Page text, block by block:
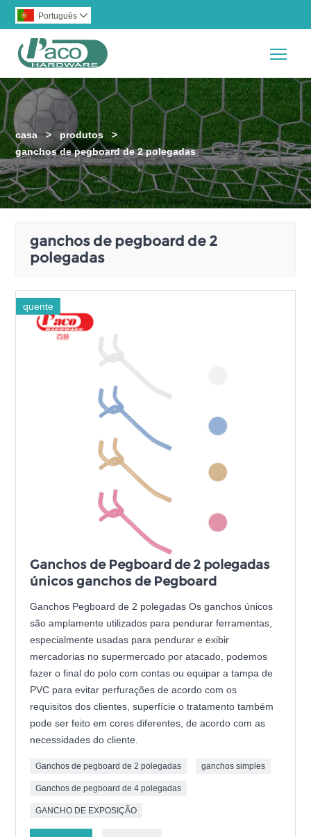
Português 
casa > produtos
>
ganchos de pegboard de 2 polegadas
ganchos de pegboard de 2
polegadas
quente
Ganchos de Pegboard de 2 polegadas
únicos ganchos de Pegboard
Ganchos Pegboard de 2 polegadas Os ganchos únicos
são amplamente utilizados para pendurar ferramentas,
especialmente usadas para pendurar e exibir
mercadorias no supermercado por atacado, podemos
fazer o final do polo com contas ou equipar a tampa de
PVC para evitar perfurações de acordo com os
requisitos dos clientes, superfície o tratamento também
pode ser feito em cores diferentes, de acordo com as
necessidades do cliente.
Ganchos de pegboard de 2 polegadas ganchos simples
Ganchos de pegboard de 4 polegadas
GANCHO DE EXPOSIÇÃO